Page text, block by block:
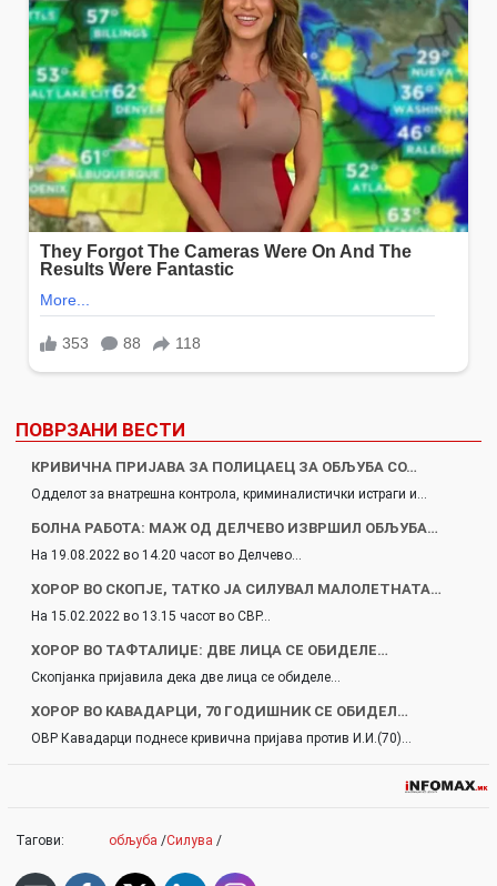
ПОВРЗАНИ ВЕСТИ
КРИВИЧНА ПРИЈАВА ЗА ПОЛИЦАЕЦ ЗА ОБЉУБА СО…
Одделот за внатрешна контрола, криминалистички истраги и…
БОЛНА РАБОТА: МАЖ ОД ДЕЛЧЕВО ИЗВРШИЛ ОБЉУБА…
На 19.08.2022 во 14.20 часот во Делчево…
ХОPОР ВО СКОПЈЕ, ТАТКО ЈА CИЛУВАЛ МAЛОЛЕТНАТА…
На 15.02.2022 во 13.15 часот во СВР…
ХОPOP ВО ТАФТАЛИЏЕ: ДВЕ ЛИЦА СЕ ОБИДЕЛЕ…
Скопјанка пријавила дека две лица се обиделе…
ХОРОР ВО КАВАДАРЦИ, 70 ГОДИШНИК СЕ ОБИДЕЛ…
ОВР Кавадарци поднесе кривична пријава против И.И.(70)…
Тагови: обљуба /Силува /